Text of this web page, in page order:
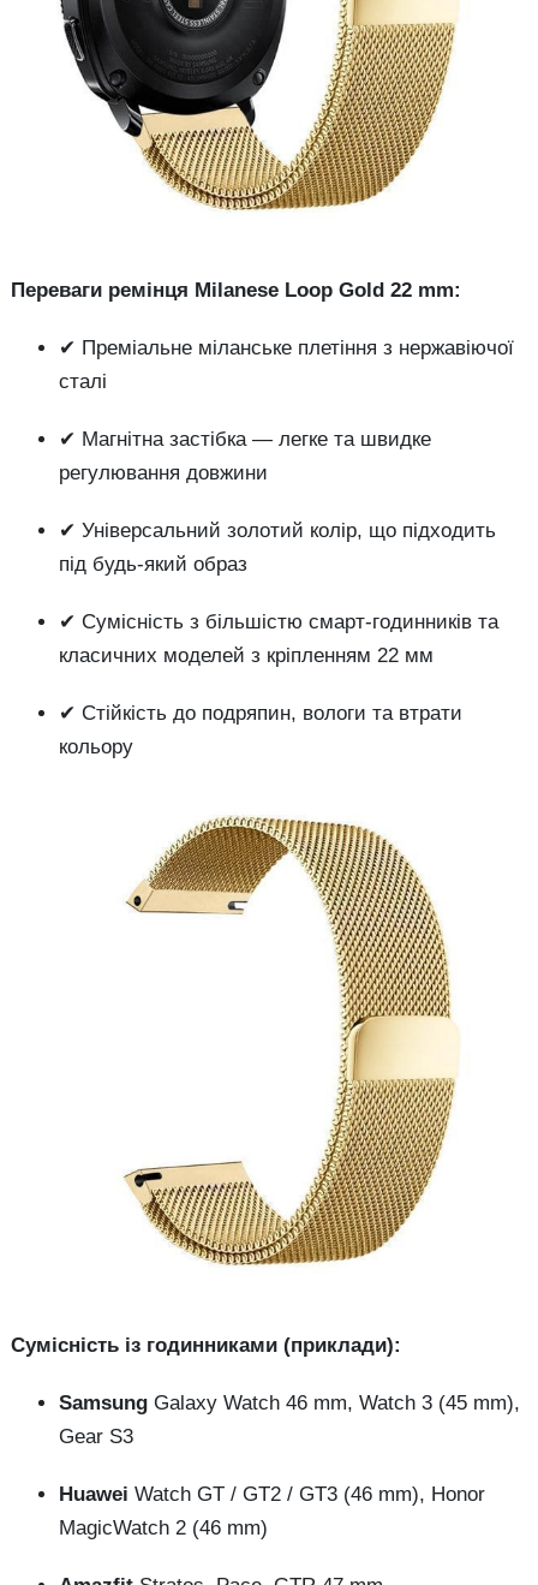
Переваги ремінця Milanese Loop Gold 22 mm:
✔ Преміальне міланське плетіння з нержавіючої
сталі
✔ Магнітна застібка — легке та швидке
регулювання довжини
✔ Універсальний золотий колір, що підходить
під будь-який образ
✔ Сумісність з більшістю смарт-годинників та
класичних моделей з кріпленням 22 мм
✔ Стійкість до подряпин, вологи та втрати
кольору
Сумісність із годинниками (приклади):
Samsung Galaxy Watch 46 mm, Watch 3 (45 mm),
Gear S3
Huawei Watch GT / GT2 / GT3 (46 mm), Honor
MagicWatch 2 (46 mm)